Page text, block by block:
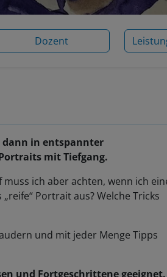
Dozent
dann in entspannter
mit Tiefgang.
ich aber achten, wenn ich
Portrait aus? Welche Tricks
und mit jeder Menge Tipps
und Fortgeschrittene geeignet.